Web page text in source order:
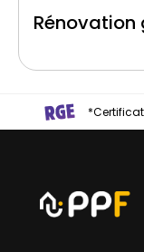
Rénovation